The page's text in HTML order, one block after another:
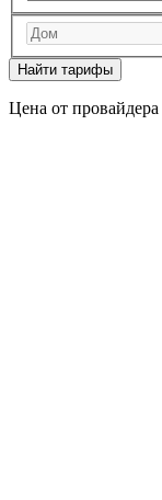
Найти тарифы
Цена от провайдера